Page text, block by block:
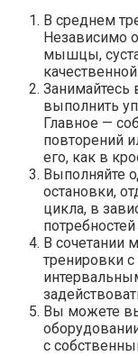
В среднем
Независимо
мышцы,
Занимайтесь
выполнить
Главное —
повторений
его, как в
Выполняйте
остановки,
цикла, в
В сочетании
тренировки
Вы можете
с